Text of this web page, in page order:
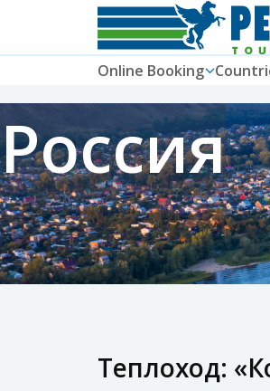
Online Booking
Россия
Теплоход: